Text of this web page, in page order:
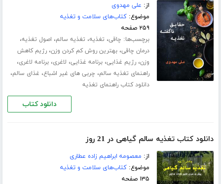
از: علی مهدوی
موضوع:کتاب‌های سلامت و تغذیه
۲۵۹ صفحه
برچسب‌ها: چاقی، تغذیه، تغذیه سالم، اصول تغذیه،
درمان چاقی،بهترین روش کم کردن وزن،رژیم کاهش
وزن،رژیم غذایی،برنامه غذایی، لاغری،برنامه لاغری،
راهنمای تغذیه سالم، چربی های غیر اشباع، غذای سالم،
دانلود کتاب راهنمای تغذیه
دانلود کتاب
دانلود کتاب تغذیه سالم گیاهی در 21 روز
از: معصومه ابراهیم زاده عطاری
موضوع:کتاب‌های سلامت و تغذیه
۱۳۵ صفحه